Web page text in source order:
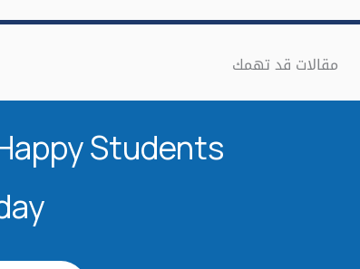
مقالات قد تهمك
Students​